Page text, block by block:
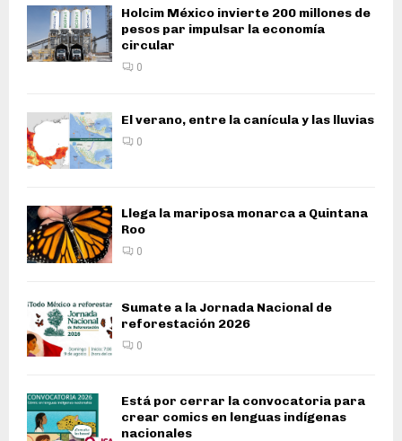
Holcim México invierte 200 millones de
pesos par impulsar la economía
circular
0
El verano, entre la canícula y las lluvias
0
Llega la mariposa monarca a Quintana
Roo
0
Sumate a la Jornada Nacional de
reforestación 2026
0
Está por cerrar la convocatoria para
crear comics en lenguas indígenas
nacionales